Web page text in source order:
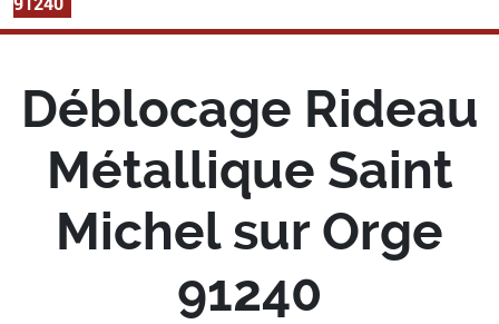
Déblocage Rideau
Métallique Saint
Michel sur Orge
91240